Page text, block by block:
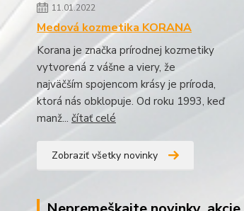
11.01.2022
Medová kozmetika KORANA
Korana je značka prírodnej kozmetiky
vytvorená z vášne a viery, že
najväčším spojencom krásy je príroda,
ktorá nás obklopuje. Od roku 1993, keď
manž... čítať celé
Zobraziť všetky novinky